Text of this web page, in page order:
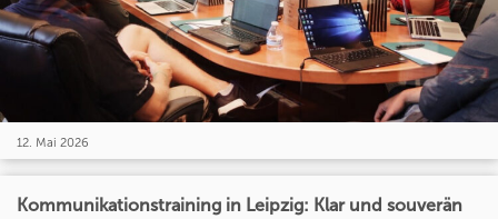
12. Mai 2026
Kommunikationstraining in Leipzig: Klar und souverän